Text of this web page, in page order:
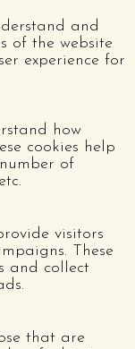
and
of the website
experience for
how
cookies help
of
visitors
These
and collect
that are